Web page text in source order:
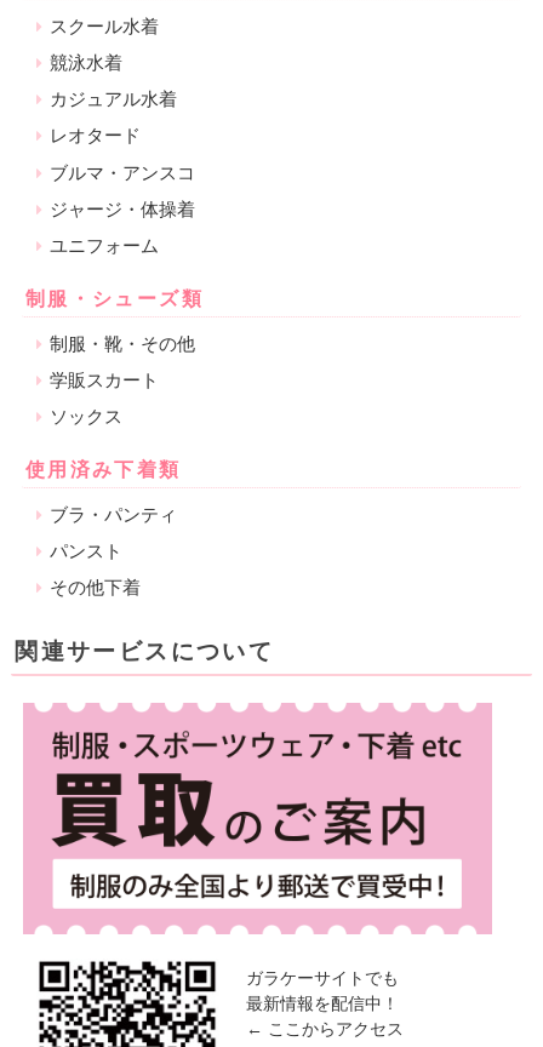
スクール水着
競泳水着
カジュアル水着
レオタード
ブルマ・アンスコ
ジャージ・体操着
ユニフォーム
制服・シューズ類
制服・靴・その他
学販スカート
ソックス
使用済み下着類
ブラ・パンティ
パンスト
その他下着
関連サービスについて
ガラケーサイトでも
最新情報を配信中！
← ここからアクセス